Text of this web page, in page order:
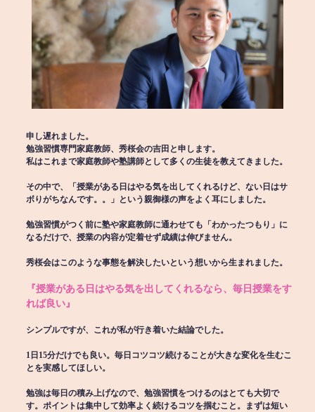
申し遅れました。
勉強習慣専門家庭教師、秀桜会の吉田と申します。
私はこれまで家庭教師や塾講師として多くの生徒を教えてきました。
その中で、「授業がある日はやる気を出してくれるけど、ない日はサ
ボりがちなんです。。」という親御様の声をよく耳にしました。
勉強習慣がつく前に塾や家庭教師に通わせても「わかったつもり」に
なるだけで、授業の内容が定着せず成績は伸びません。
秀桜会はこのような事態を解決したいという想いから生まれました。
『授業がある日はやる気を出してくれるなら、毎日授業をす
れば良い』
シンプルですが、これが私が行き着いた結論でした。
1日15分だけでも良い。毎日コツコツ続けることが大きな変化を生むこ
とを実感してほしい。
勉強は毎日の積み上げなので、勉強習慣をつけるのはとても大切で
す。ポイントは集中して効率よく続けるコツを掴むこと。まずは短い